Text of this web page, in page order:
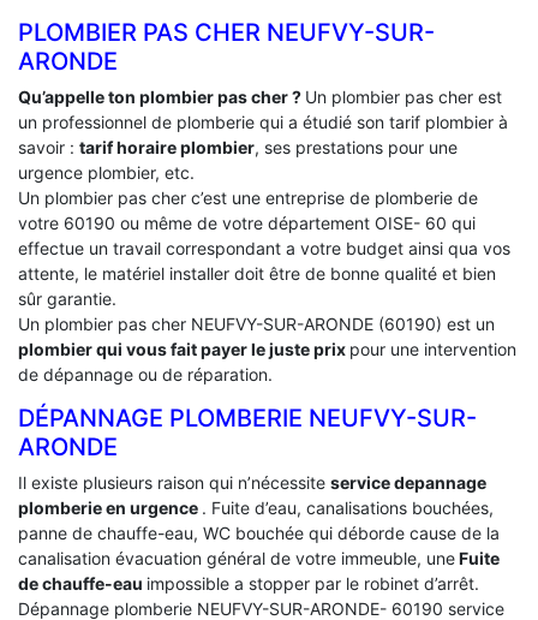
PLOMBIER PAS CHER NEUFVY-SUR-
ARONDE
Qu’appelle ton plombier pas cher ? Un plombier pas cher est
un professionnel de plomberie qui a étudié son tarif plombier à
savoir : tarif horaire plombier, ses prestations pour une
urgence plombier, etc.
Un plombier pas cher c’est une entreprise de plomberie de
votre 60190 ou même de votre département OISE- 60 qui
effectue un travail correspondant a votre budget ainsi qua vos
attente, le matériel installer doit être de bonne qualité et bien
sûr garantie.
Un plombier pas cher NEUFVY-SUR-ARONDE (60190) est un
plombier qui vous fait payer le juste prix pour une intervention
de dépannage ou de réparation.
DÉPANNAGE PLOMBERIE NEUFVY-SUR-
ARONDE
Il existe plusieurs raison qui n’nécessite service depannage
plomberie en urgence . Fuite d’eau, canalisations bouchées,
panne de chauffe-eau, WC bouchée qui déborde cause de la
canalisation évacuation général de votre immeuble, uneFuite
de chauffe-eau impossible a stopper par le robinet d’arrêt.
Dépannage plomberie NEUFVY-SUR-ARONDE- 60190 service